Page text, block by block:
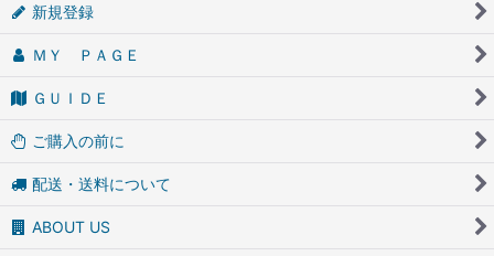
新規登録
ＭＹ ＰＡＧＥ
ＧＵＩＤＥ
ご購入の前に
配送・送料について
ABOUT US